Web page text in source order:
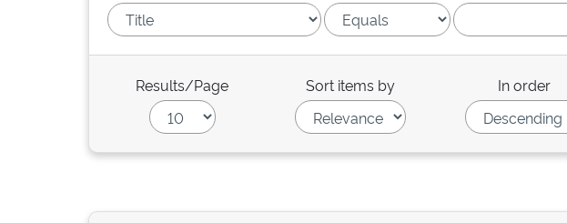
Results/Page Sort items by In order